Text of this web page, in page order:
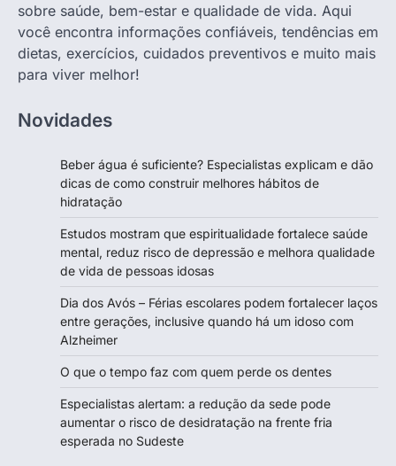
sobre saúde, bem-estar e qualidade de vida. Aqui
você encontra informações confiáveis, tendências em
dietas, exercícios, cuidados preventivos e muito mais
para viver melhor!
Novidades
Beber água é suficiente? Especialistas explicam e dão
dicas de como construir melhores hábitos de
hidratação
Estudos mostram que espiritualidade fortalece saúde
mental, reduz risco de depressão e melhora qualidade
de vida de pessoas idosas
Dia dos Avós – Férias escolares podem fortalecer laços
entre gerações, inclusive quando há um idoso com
Alzheimer
O que o tempo faz com quem perde os dentes
Especialistas alertam: a redução da sede pode
aumentar o risco de desidratação na frente fria
esperada no Sudeste